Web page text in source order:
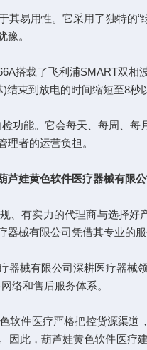
易用性。它采用了独特的“
豫。
载了飞利浦SMART双相
结束到放电的时间缩短至8秒
能。它会每天、每周、每
理者的运营负担。
娃黄色软件医疗器械有限公
有实力的代理商与选择好
器械有限公司凭借其专业的
械有限公司深耕医疗器械领
络和售后服务体系。
件医疗严格把控货源渠道
此，葫芦娃黄色软件医疗